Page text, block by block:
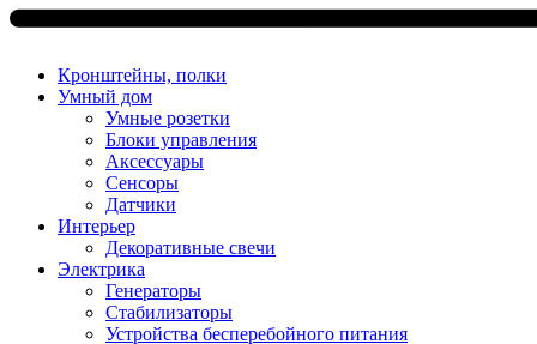
Кронштейны, полки
Умный дом
Умные розетки
Блоки управления
Аксессуары
Сенсоры
Датчики
Интерьер
Декоративные свечи
Электрика
Генераторы
Стабилизаторы
Устройства бесперебойного питания